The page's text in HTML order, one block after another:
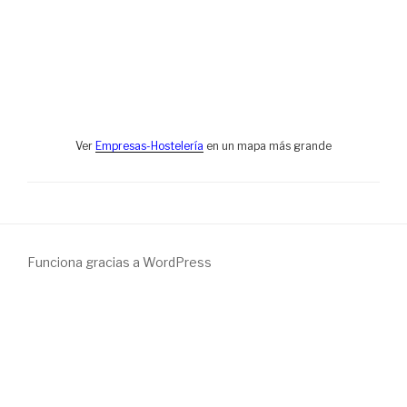
Ver Empresas-Hostelería en un mapa más grande
Funciona gracias a WordPress